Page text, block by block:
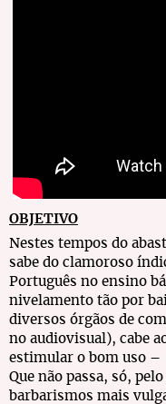
OBJETIVO
Nestes tempos do
sabe do clamoroso
Português no ensino
nivelamento tão por
diversos órgãos de
no audiovisual), cabe
estimular o bom uso –
Que não passa, só,
barbarismos mais